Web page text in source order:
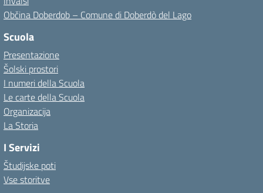
Občina Doberdob – Comune di Doberdò del Lago
Scuola
Presentazione
Šolski prostori
I numeri della Scuola
Le carte della Scuola
Organizacija
La Storia
I Servizi
Študijske poti
Vse storitve